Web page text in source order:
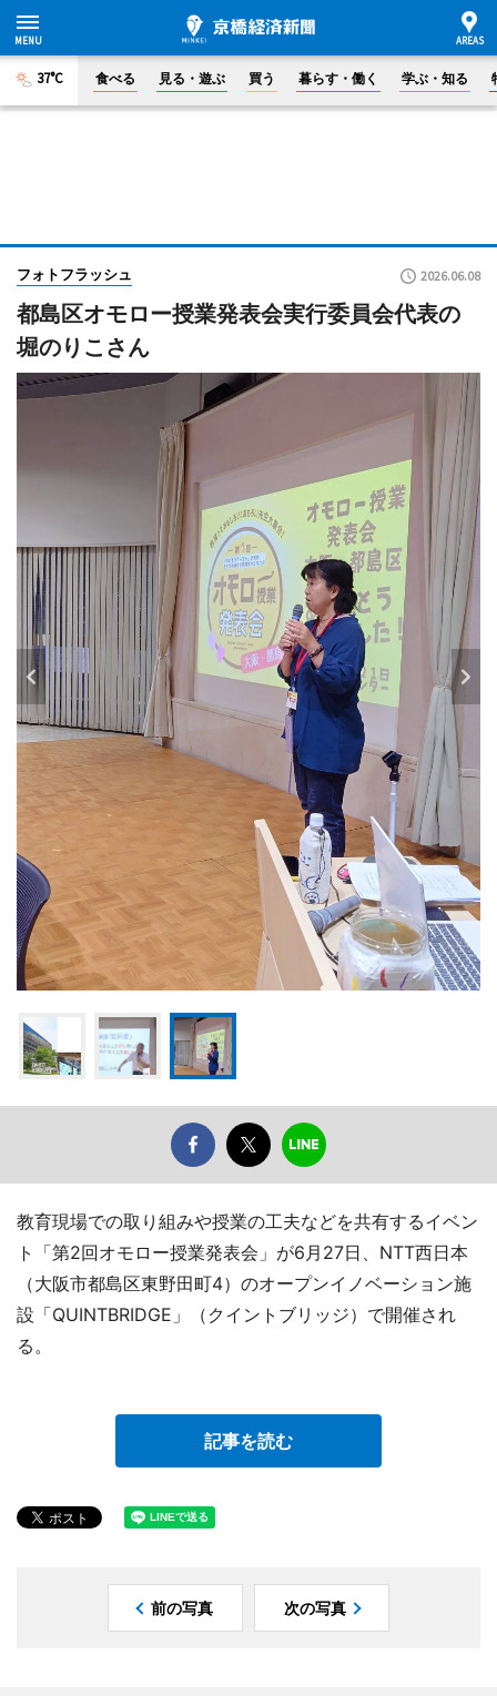
37°C 食べる 見る・遊ぶ 買う 暮らす・働く 学ぶ・知る
フォトフラッシュ 2026.06.08
都島区オモロー授業発表会実行委員会代表の
堀のりこさん
教育現場での取り組みや授業の工夫などを共有するイベン
ト「第2回オモロー授業発表会」が6月27日、NTT西日本
（大阪市都島区東野田町4）のオープンイノベーション施
設「QUINTBRIDGE」（クイントブリッジ）で開催され
る。
記事を読む
前の写真 次の写真